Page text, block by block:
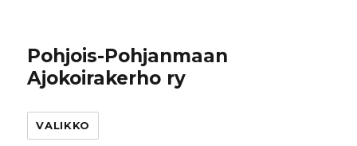
Pohjois-Pohjanmaan
Ajokoirakerho ry
VALIKKO